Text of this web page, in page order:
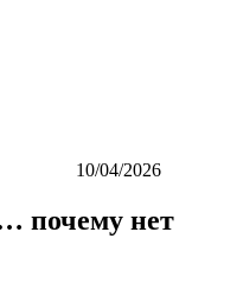
10/04/2026
почему нет